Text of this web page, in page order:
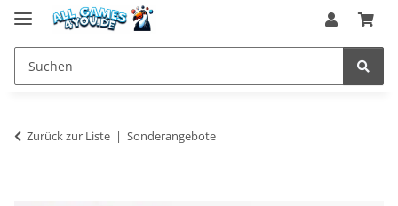
Zurück zur Liste Sonderangebote